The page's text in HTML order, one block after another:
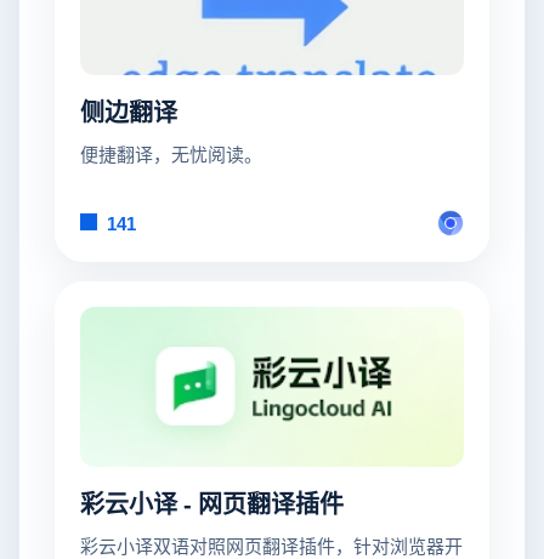
侧边翻译
便捷翻译，无忧阅读。
141
彩云小译 - 网页翻译插件
彩云小译双语对照网页翻译插件，针对浏览器开